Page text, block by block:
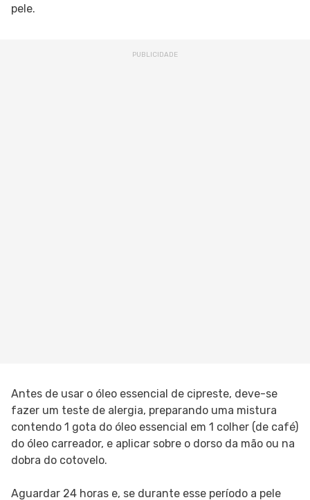
pele.
Antes de usar o óleo essencial de cipreste, deve-se
fazer um teste de alergia, preparando uma mistura
contendo 1 gota do óleo essencial em 1 colher (de café)
do óleo carreador, e aplicar sobre o dorso da mão ou na
dobra do cotovelo.
Aguardar 24 horas e, se durante esse período a pele